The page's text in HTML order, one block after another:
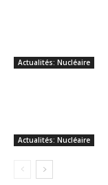
Actualités: Nucléaire
Actualités: Nucléaire